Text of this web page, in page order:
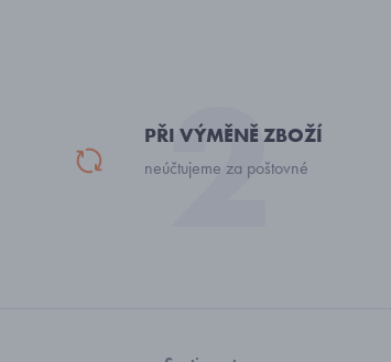
PŘI VÝMĚNĚ ZBOŽÍ
neúčtujeme za poštovné